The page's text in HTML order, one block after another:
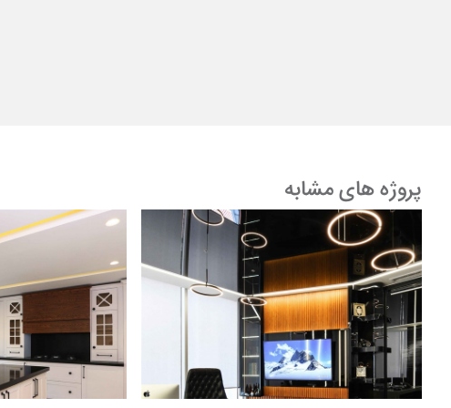
پروژه های مشابه